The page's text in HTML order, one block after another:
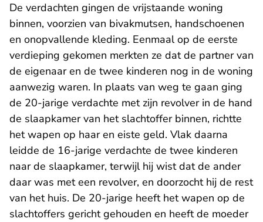
De verdachten gingen de vrijstaande woning
binnen, voorzien van bivakmutsen, handschoenen
en onopvallende kleding. Eenmaal op de eerste
verdieping gekomen merkten ze dat de partner van
de eigenaar en de twee kinderen nog in de woning
aanwezig waren. In plaats van weg te gaan ging
de 20-jarige verdachte met zijn revolver in de hand
de slaapkamer van het slachtoffer binnen, richtte
het wapen op haar en eiste geld. Vlak daarna
leidde de 16-jarige verdachte de twee kinderen
naar de slaapkamer, terwijl hij wist dat de ander
daar was met een revolver, en doorzocht hij de rest
van het huis. De 20-jarige heeft het wapen op de
slachtoffers gericht gehouden en heeft de moeder